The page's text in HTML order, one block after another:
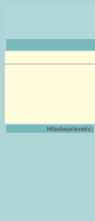
Hibabejelentés: